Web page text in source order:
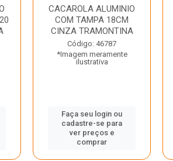
CACAROLA ALUMINIO
COM TAMPA 18CM
CINZA TRAMONTINA
Código: 46787
*Imagem meramente
ilustrativa
Faça seu login ou
cadastre-se para
ver preços e
comprar